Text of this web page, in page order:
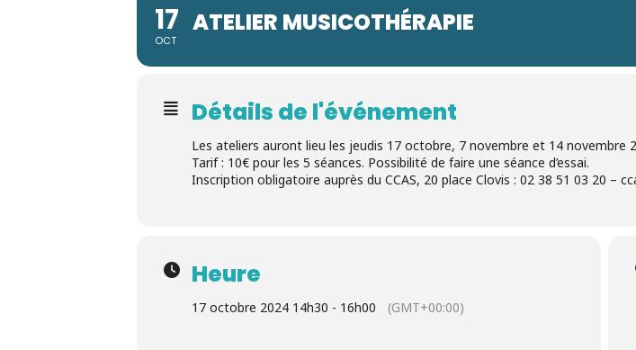
17
OCT
ATELIER MUSICOTHÉRAPIE
Détails de l'événement
Les ateliers auront lieu les jeudis 17 octobre, 7 novembre et 14 novembre
Tarif : 10€ pour les 5 séances. Possibilité de faire une séance d’essai.
Inscription obligatoire auprès du CCAS, 20 place Clovis : 02 38 51 03 20 –
Heure
17 octobre 2024 14h30 - 16h00 (GMT+00:00)